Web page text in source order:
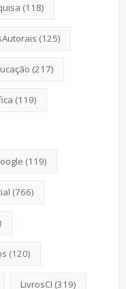
(118)
(125)
(217)
(119)
(119)
(766)
(120)
LivrosCI (319)